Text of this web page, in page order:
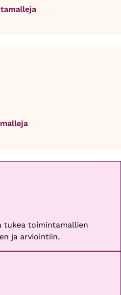
tukea toimintamallien
ja arviointiin.